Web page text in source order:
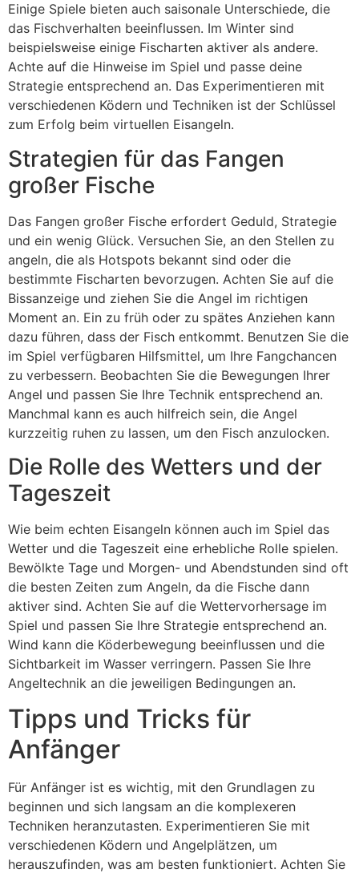
Einige Spiele bieten auch saisonale Unterschiede, die
das Fischverhalten beeinflussen. Im Winter sind
beispielsweise einige Fischarten aktiver als andere.
Achte auf die Hinweise im Spiel und passe deine
Strategie entsprechend an. Das Experimentieren mit
verschiedenen Ködern und Techniken ist der Schlüssel
zum Erfolg beim virtuellen Eisangeln.
Strategien für das Fangen
großer Fische
Das Fangen großer Fische erfordert Geduld, Strategie
und ein wenig Glück. Versuchen Sie, an den Stellen zu
angeln, die als Hotspots bekannt sind oder die
bestimmte Fischarten bevorzugen. Achten Sie auf die
Bissanzeige und ziehen Sie die Angel im richtigen
Moment an. Ein zu früh oder zu spätes Anziehen kann
dazu führen, dass der Fisch entkommt. Benutzen Sie die
im Spiel verfügbaren Hilfsmittel, um Ihre Fangchancen
zu verbessern. Beobachten Sie die Bewegungen Ihrer
Angel und passen Sie Ihre Technik entsprechend an.
Manchmal kann es auch hilfreich sein, die Angel
kurzzeitig ruhen zu lassen, um den Fisch anzulocken.
Die Rolle des Wetters und der
Tageszeit
Wie beim echten Eisangeln können auch im Spiel das
Wetter und die Tageszeit eine erhebliche Rolle spielen.
Bewölkte Tage und Morgen- und Abendstunden sind oft
die besten Zeiten zum Angeln, da die Fische dann
aktiver sind. Achten Sie auf die Wettervorhersage im
Spiel und passen Sie Ihre Strategie entsprechend an.
Wind kann die Köderbewegung beeinflussen und die
Sichtbarkeit im Wasser verringern. Passen Sie Ihre
Angeltechnik an die jeweiligen Bedingungen an.
Tipps und Tricks für
Anfänger
Für Anfänger ist es wichtig, mit den Grundlagen zu
beginnen und sich langsam an die komplexeren
Techniken heranzutasten. Experimentieren Sie mit
verschiedenen Ködern und Angelplätzen, um
herauszufinden, was am besten funktioniert. Achten Sie